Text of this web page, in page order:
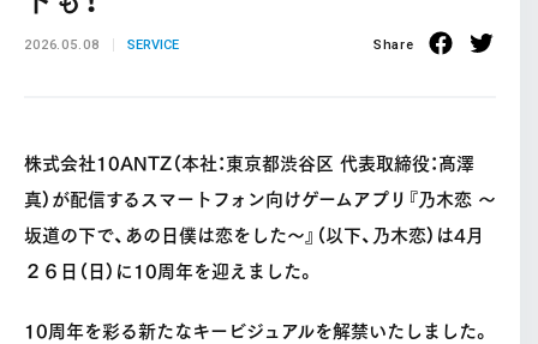
2026.05.08 SERVICE Share
株式会社10ANTZ（本社：東京都渋⾕区 代表取締役：髙澤
真）が配信するスマートフォン向けゲームアプリ『乃木恋 〜
坂道の下で、あの日僕は恋をした〜』（以下、乃木恋）は4月
２６日（日）に10周年を迎えました。
10周年を彩る新たなキービジュアルを解禁いたしました。